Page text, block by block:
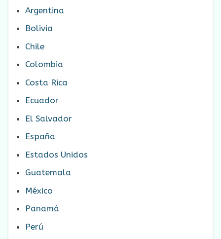
Argentina
Bolivia
Chile
Colombia
Costa Rica
Ecuador
El Salvador
España
Estados Unidos
Guatemala
México
Panamá
Perú